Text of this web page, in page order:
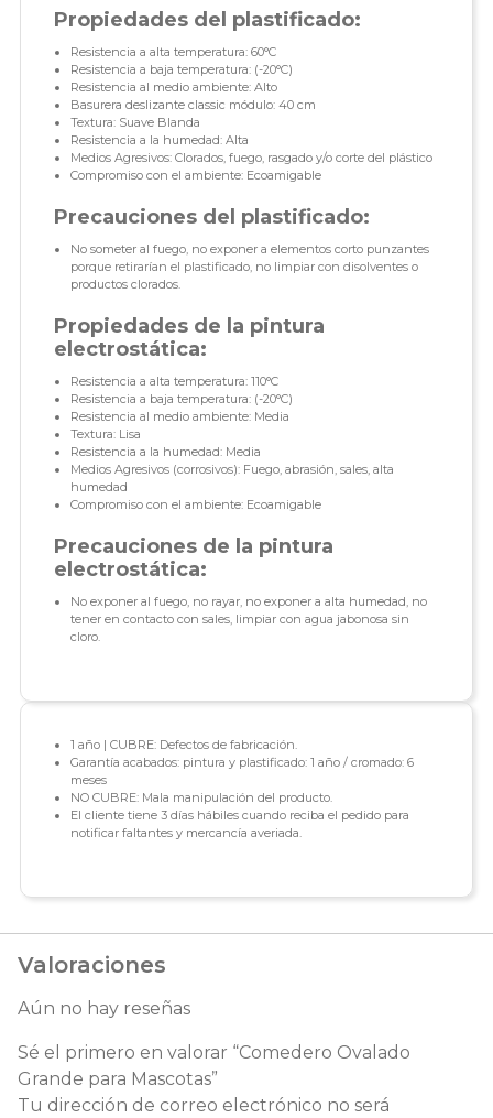
Propiedades del plastificado:
Resistencia a alta temperatura: 60°C
Resistencia a baja temperatura: (-20°C)
Resistencia al medio ambiente: Alto
Basurera deslizante classic módulo: 40 cm
Textura: Suave Blanda
Resistencia a la humedad: Alta
Medios Agresivos: Clorados, fuego, rasgado y/o corte del plástico
Compromiso con el ambiente: Ecoamigable
Precauciones del plastificado:
No someter al fuego, no exponer a elementos corto punzantes
porque retirarían el plastificado, no limpiar con disolventes o
productos clorados.
Propiedades de la pintura
electrostática:
Resistencia a alta temperatura: 110°C
Resistencia a baja temperatura: (-20°C)
Resistencia al medio ambiente: Media
Textura: Lisa
Resistencia a la humedad: Media
Medios Agresivos (corrosivos): Fuego, abrasión, sales, alta
humedad
Compromiso con el ambiente: Ecoamigable
Precauciones de la pintura
electrostática:
No exponer al fuego, no rayar, no exponer a alta humedad, no
tener en contacto con sales, limpiar con agua jabonosa sin
cloro.
1 año | CUBRE: Defectos de fabricación.
Garantía acabados: pintura y plastificado: 1 año / cromado: 6
meses
NO CUBRE: Mala manipulación del producto.
El cliente tiene 3 días hábiles cuando reciba el pedido para
notificar faltantes y mercancía averiada.
Valoraciones
Aún no hay reseñas
Sé el primero en valorar “Comedero Ovalado
Grande para Mascotas”
Tu dirección de correo electrónico no será